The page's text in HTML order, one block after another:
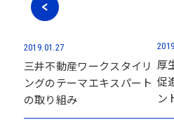
2019.01.27
三井不動産ワークスタイリ
ングのテーマエキスパート
の取り組み
厚
促
ン